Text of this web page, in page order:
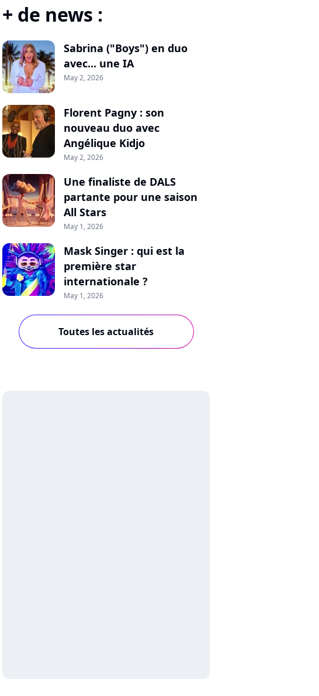
+ de news :
Sabrina ("Boys") en duo
avec... une IA
May 2, 2026
Florent Pagny : son
nouveau duo avec
Angélique Kidjo
May 2, 2026
Une finaliste de DALS
partante pour une saison
All Stars
May 1, 2026
Mask Singer : qui est la
première star
internationale ?
May 1, 2026
Toutes les actualités